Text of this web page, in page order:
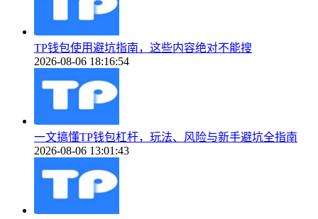
TP钱包使用避坑指南，这些内容绝对不能搜
2026-08-06 18:16:54
一文搞懂TP钱包杠杆，玩法、风险与新手避坑全指南
2026-08-06 13:01:43